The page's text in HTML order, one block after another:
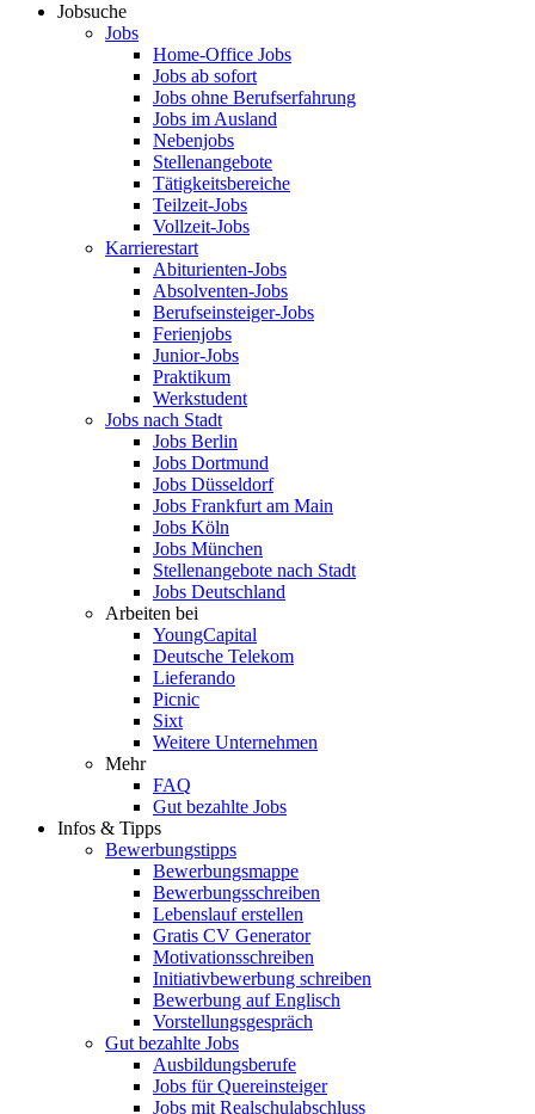
Jobsuche
Jobs
Home-Office Jobs
Jobs ab sofort
Jobs ohne Berufserfahrung
Jobs im Ausland
Nebenjobs
Stellenangebote
Tätigkeitsbereiche
Teilzeit-Jobs
Vollzeit-Jobs
Karrierestart
Abiturienten-Jobs
Absolventen-Jobs
Berufseinsteiger-Jobs
Ferienjobs
Junior-Jobs
Praktikum
Werkstudent
Jobs nach Stadt
Jobs Berlin
Jobs Dortmund
Jobs Düsseldorf
Jobs Frankfurt am Main
Jobs Köln
Jobs München
Stellenangebote nach Stadt
Jobs Deutschland
Arbeiten bei
YoungCapital
Deutsche Telekom
Lieferando
Picnic
Sixt
Weitere Unternehmen
Mehr
FAQ
Gut bezahlte Jobs
Infos & Tipps
Bewerbungstipps
Bewerbungsmappe
Bewerbungsschreiben
Lebenslauf erstellen
Gratis CV Generator
Motivationsschreiben
Initiativbewerbung schreiben
Bewerbung auf Englisch
Vorstellungsgespräch
Gut bezahlte Jobs
Ausbildungsberufe
Jobs für Quereinsteiger
Jobs mit Realschulabschluss